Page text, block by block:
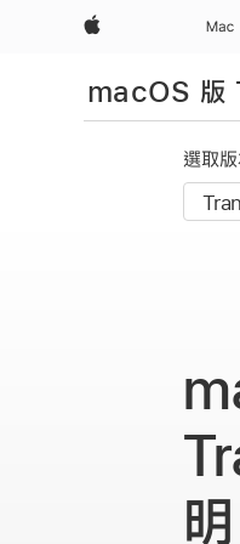
Apple Mac
macOS 版
選取版
明